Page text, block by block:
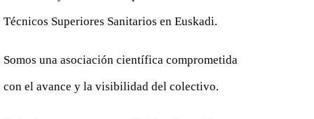
Técnicos Superiores Sanitarios en Euskadi.
Somos una asociación científica comprometida
con el avance y la visibilidad del colectivo.